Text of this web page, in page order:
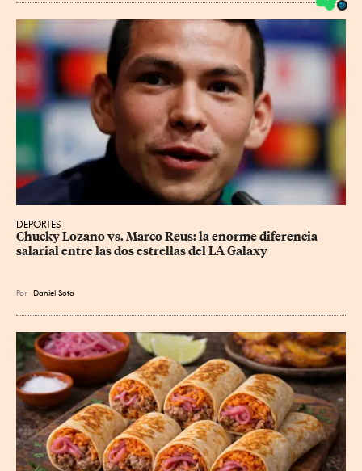
DEPORTES
Chucky Lozano vs. Marco Reus: la enorme diferencia
salarial entre las dos estrellas del LA Galaxy
Por Daniel Soto